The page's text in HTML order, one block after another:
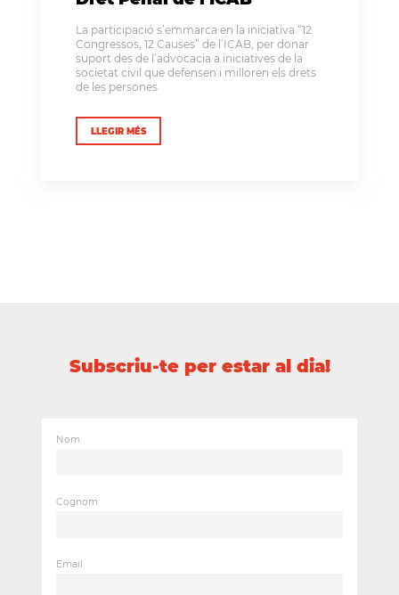
La participació s’emmarca en la iniciativa “12
Congressos, 12 Causes” de l’ICAB, per donar
suport des de l’advocacia a iniciatives de la
societat civil que defensen i milloren els drets
de les persones
LLEGIR MÉS
Subscriu-te per estar al dia!
Nom
Cognom
Email